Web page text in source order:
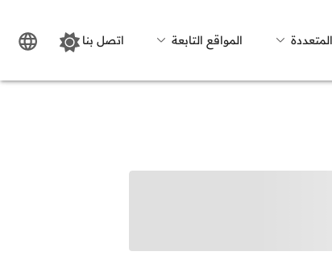
المواقع التابعة اتصل بنا